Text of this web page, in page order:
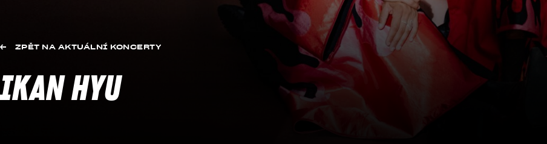
ZPĚT NA AKTUÁLNÍ KONCERTY
IKAN HYU